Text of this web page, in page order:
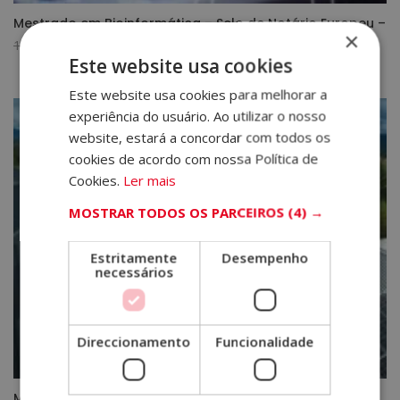
Mestrado em Bioinformática – Selo de Notário Europeu –
1.920,00
preço
era:
1.920,00€.
preço
é:
480,00€.
×
Este website usa cookies
Este website usa cookies para melhorar a
experiência do usuário. Ao utilizar o nosso
website, estará a concordar com todos os
cookies de acordo com nossa Política de
Cookies. Ler mais
MOSTRAR TODOS OS PARCEIROS (4) →
Estritamente
necessários
Desempenho
Direccionamento Funcionalidade